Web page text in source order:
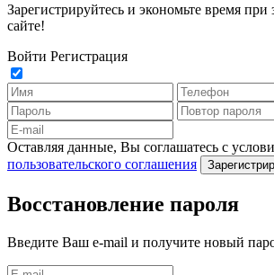
Зарегистрируйтесь и экономьте время при
сайте!
Войти Регистрация
Оставляя данные, Вы соглашатесь с
пользовательского соглашения
Восстановление пароля
Введите Ваш e-mail и получите новый